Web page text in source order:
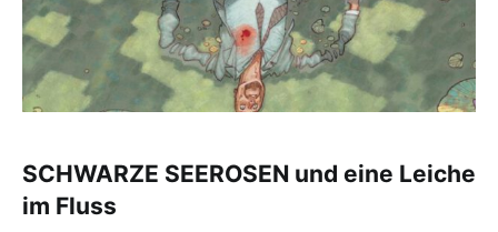
SCHWARZE SEEROSEN und eine Leiche
im Fluss